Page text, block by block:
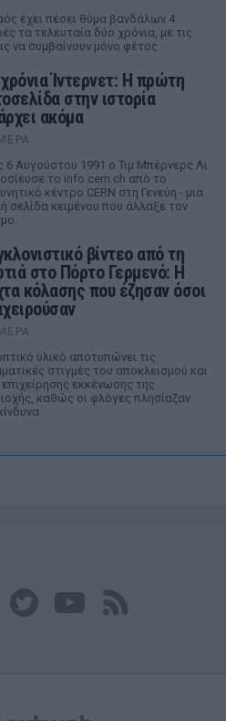
έχει πέσει θύμα βανδάλων 4
τα τελευταία δύο χρόνια, με τις
να συμβαίνουν μόνο φέτος
Ίντερνετ: Η πρώτη
στην ιστορία
ακόμα
6 Αυγούστου 1991 ο Τιμ Μπέρνερς Λι
το info.cern.ch από το
κέντρο CERN στη Γενεύη - μια
σελίδα κειμένου που άλλαξε τον
βίντεο από τη
στο Πόρτο Γερμενό: Η
κόλασης που έζησαν όσοι
υλικό αποτυπώνει τις
στιγμές του αποκλεισμού και
επιχείρησης εκκένωσης της
καθώς οι φλόγες πλησίαζαν